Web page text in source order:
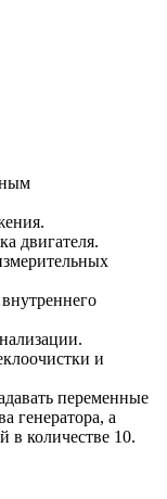
двигателя.
и
переменные
генератора, а
в количестве 10.